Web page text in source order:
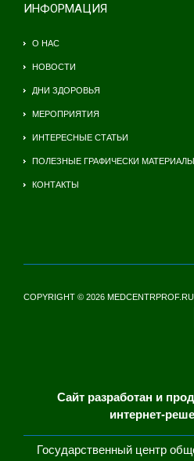
ИНФОРМАЦИЯ
О НАС
НОВОСТИ
ДНИ ЗДОРОВЬЯ
МЕРОПРИЯТИЯ
ИНТЕРЕСНЫЕ СТАТЬИ
ПОЛЕЗНЫЕ ГРАФИЧЕСКИ МАТЕРИАЛЫ
КОНТАКТЫ
COPYRIGHT © 2026 MEDCENTRPROF.RU
Сайт разработан и
интернет-
Государственный центр